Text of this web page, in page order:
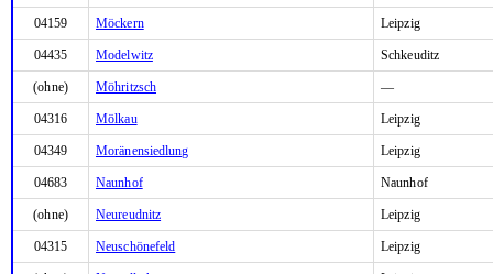
04159 Möckern Leipzig
04435 Modelwitz Schkeuditz
(ohne) Möhritzsch —
04316 Mölkau Leipzig
04349 Moränensiedlung Leipzig
04683 Naunhof Naunhof
(ohne) Neureudnitz Leipzig
04315 Neuschönefeld Leipzig